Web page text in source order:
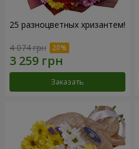
25 разноцветных хризантем!
4 074 грн
Заказать